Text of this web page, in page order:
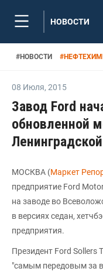
НОВОСТИ
#НОВОСТИ #
08 Июля, 2015
Завод Ford
обновленной
МОСКВА (Маркет
предприятие Ford
на заводе во
в версиях седан,
предприятия.
Президент Ford Sollers
"самым передовым за